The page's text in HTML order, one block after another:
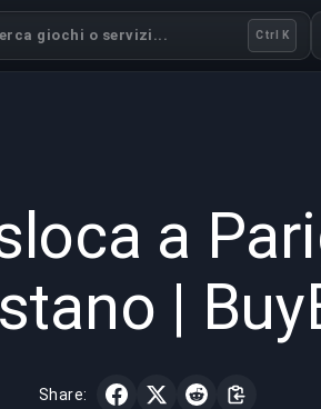
giochi o servizi... Ctrl K
a
|
Share: